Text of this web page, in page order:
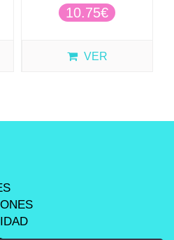
10.75€
VER